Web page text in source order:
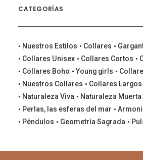
CATEGORÍAS
Nuestros Estilos Collares
Collares Unisex
Collares Cortos
Collares Boho
Young girls
Nuestros Collares
Collares Largos
Naturaleza Viva
Naturaleza Muerta
Perlas, las esferas del mar
Péndulos
Geometría Sagrada